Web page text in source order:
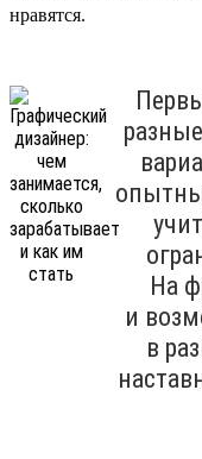
нравятся.
На
и
в